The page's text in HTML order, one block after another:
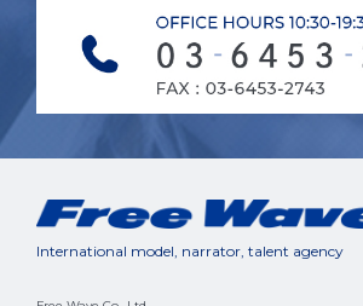
International model, narrator, talent agency